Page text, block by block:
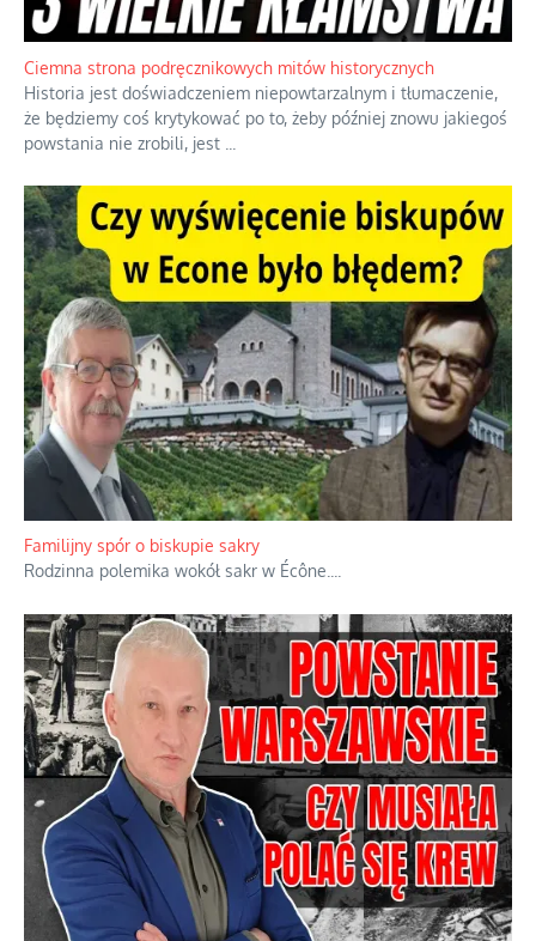
Ciemna strona podręcznikowych mitów historycznych
Historia jest doświadczeniem niepowtarzalnym i tłumaczenie,
że będziemy coś krytykować po to, żeby później znowu jakiegoś
powstania nie zrobili, jest
Familijny spór o biskupie sakry
Rodzinna polemika wokół sakr w Écône.